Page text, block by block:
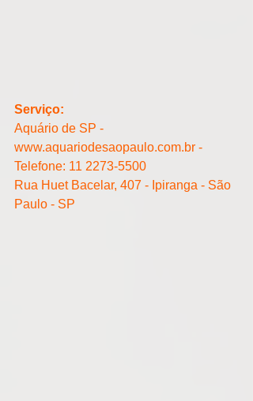
Serviço:
Aquário de SP -
www.aquariodesaopaulo.com.br -
Telefone: 11 2273-5500
Rua Huet Bacelar, 407 - Ipiranga - São
Paulo - SP